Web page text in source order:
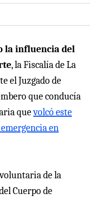
la influencia del
, la Fiscalía de La
el Juzgado de
que conducía
quevolcó este
en
de la
Cuerpo de